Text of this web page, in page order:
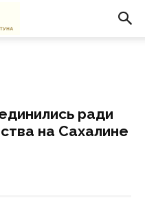
ради
на Сахалине